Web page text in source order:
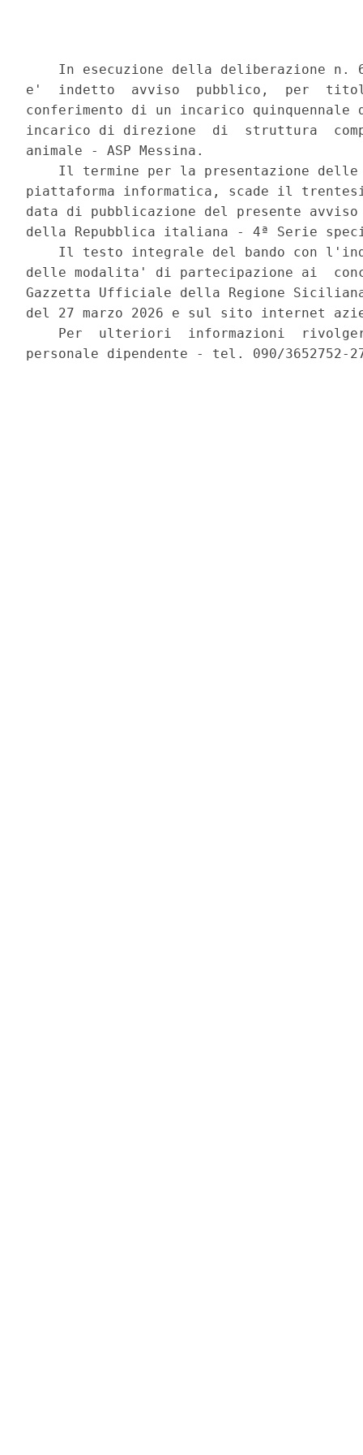
In esecuzione della deliberazione n.
e'  indetto  avviso  pubblico,  per
conferimento di un incarico
incarico di direzione  di  struttura
animale - ASP Messina.
Il termine per la presentazione
piattaforma informatica, scade il
data di pubblicazione del presente
della Repubblica italiana - 4ª Serie
Il testo integrale del bando con
delle modalita' di partecipazione ai
Gazzetta Ufficiale della Regione
del 27 marzo 2026 e sul sito internet
Per  ulteriori  informazioni
personale dipendente - tel. 090/3652752-